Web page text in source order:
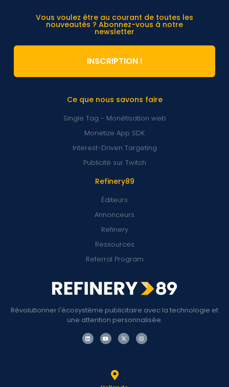
Révolutionner l'écosystème publicitaire avec la technologie et
une attention personnalisée.
Refinery89
Éditeurs
Annonceurs
Refinery
Ressources
Referral Program
Ce que nous savons faire
Single Tag - Monétisation web
Monetize App SDK
Interest-Driven Targeting
Publicité sur Twitch
Vous voulez être au courant de toutes les
nouveautés ? Abonnez-vous à notre
newsletter
INSCRIPTION !